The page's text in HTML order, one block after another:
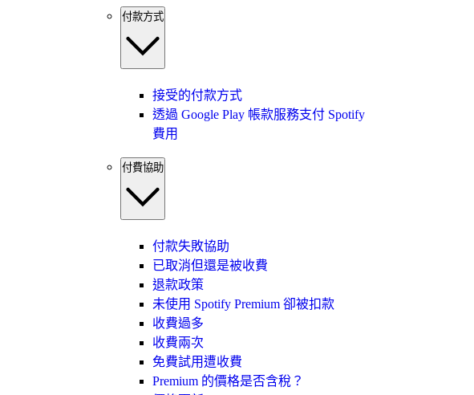
付款方式
接受的付款方式
透過 Google Play 帳款服務支付 Spotify
費用
付費協助
付款失敗協助
已取消但還是被收費
退款政策
未使用 Spotify Premium 卻被扣款
收費過多
收費兩次
免費試用遭收費
Premium 的價格是否含稅？